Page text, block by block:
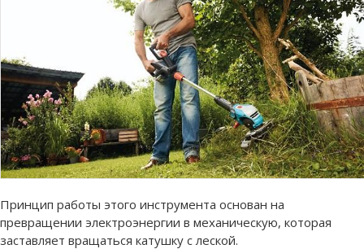
Принцип работы этого инструмента основан на
превращении электроэнергии в механическую, которая
заставляет вращаться катушку с леской.